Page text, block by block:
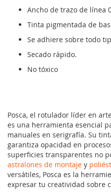
Ancho de trazo de línea
Tinta pigmentada de
Se adhiere sobre todo
Secado rápido.
No tóxico
Posca, el rotulador líder en
es una herramienta esencial
manuales en serigrafía. Su
garantiza opacidad en
superficies transparentes no
astralones de montaje y
versátiles, Posca es la
expresar tu creatividad sobre